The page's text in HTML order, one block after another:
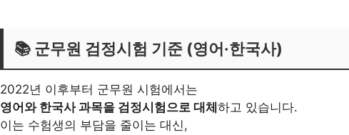
📚 군무원 검정시험 기준 (영어·한국사)
2022년 이후부터 군무원 시험에서는
영어와 한국사 과목을 검정시험으로 대체 하고 있습니다.
이는 수험생의 부담을 줄이는 대신,